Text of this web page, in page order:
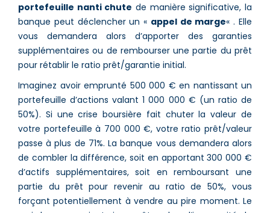
portefeuille nanti chute de manière significative, la
banque peut déclencher un « appel de marge« . Elle
vous demandera alors d’apporter des garanties
supplémentaires ou de rembourser une partie du prêt
pour rétablir le ratio prêt/garantie initial.
Imaginez avoir emprunté 500 000 € en nantissant un
portefeuille d’actions valant 1 000 000 € (un ratio de
50%). Si une crise boursière fait chuter la valeur de
votre portefeuille à 700 000 €, votre ratio prêt/valeur
passe à plus de 71%. La banque vous demandera alors
de combler la différence, soit en apportant 300 000 €
d’actifs supplémentaires, soit en remboursant une
partie du prêt pour revenir au ratio de 50%, vous
forçant potentiellement à vendre au pire moment. Le